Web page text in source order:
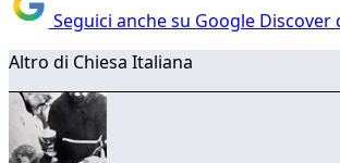
Seguici anche su Google Discover
Altro di Chiesa Italiana